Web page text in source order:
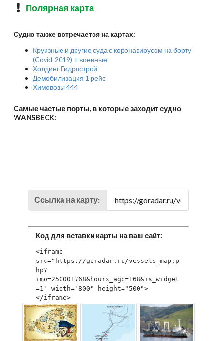
Полярная карта
Судно также встречается на картах:
Круизные и другие суда с коронавирусом на борту
(Covid-2019) + военные
Холдинг Гидрострой
Демобилизация 1 рейс
Химовозы 444
Самые частые порты, в которые заходит судно
WANSBECK:
Ссылка на карту:
Код для вставки карты на ваш сайт:
<iframe
src="https://goradar.ru/vessels_map.p
hp?
imo=250001768&hours_ago=168&is_widget
=1" width="800" height="500">
</iframe>